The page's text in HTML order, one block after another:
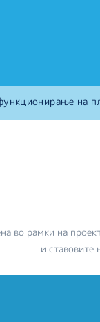
на
во рамки на
и ставовите